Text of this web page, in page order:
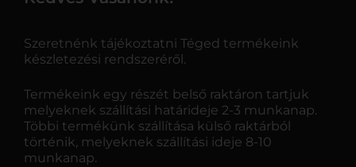
Szeretnénk tájékoztatni Téged termékeink
készletezési rendszeréről.
Termékeink egy részét belső raktáron tartjuk
melyeknek szállítási határideje 2-3 munkanap.
Többi termékünk szállítása külső raktárból
történik, melyeknek szállítási ideje 8-10
munkanap.